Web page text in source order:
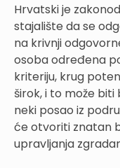
Hrvatski je
stajalište da se
na krivnji
osoba određena
kriteriju, krug
širok, i to može
neki posao iz
će otvoriti znatan
upravljanja